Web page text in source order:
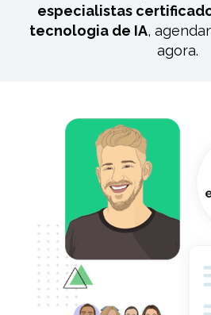
especialistas
tecnologia de IA,
agora.